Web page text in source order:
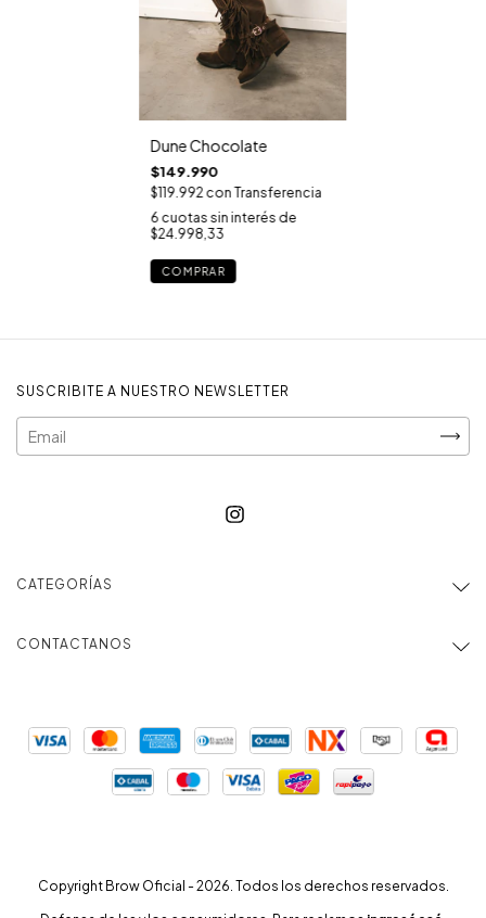
Dune Chocolate
$149.990
$119.992conTransferencia
6 cuotas sin interés de
$24.998,33
COMPRAR
SUSCRIBITE A NUESTRO NEWSLETTER
CATEGORÍAS
CONTACTANOS
Copyright Brow Oficial - 2026. Todos los derechos reservados.